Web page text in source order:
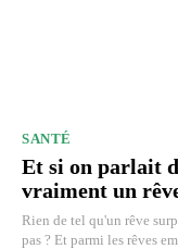
SANTÉ
Et si on parlait
vraiment un
Rien de tel qu'un rêve
pas ? Et parmi les rêves